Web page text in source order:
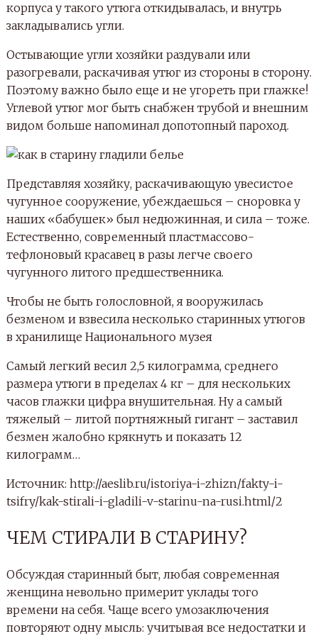
корпуса у такого утюга откидывалась, и внутрь
закладывались угли.
Остывающие угли хозяйки раздували или
разогревали, раскачивая утюг из стороны в сторону.
Поэтому важно было еще и не угореть при глажке!
Углевой утюг мог быть снабжен трубой и внешним
видом больше напоминал допотопный пароход.
Представляя хозяйку, раскачивающую увесистое
чугунное сооружение, убеждаешься – сноровка у
наших «бабушек» был недюжинная, и сила – тоже.
Естественно, современный пластмассово-
тефлоновый красавец в разы легче своего
чугунного литого предшественника.
Чтобы не быть голословной, я вооружилась
безменом и взвесила несколько старинных утюгов
в хранилище Национального музея
Самый легкий весил 2,5 килограмма, среднего
размера утюги в пределах 4 кг – для нескольких
часов глажки цифра внушительная. Ну а самый
тяжелый – литой портняжный гигант – заставил
безмен жалобно крякнуть и показать 12
килограмм…
Источник: http://aeslib.ru/istoriya-i-zhizn/fakty-i-
tsifry/kak-stirali-i-gladili-v-starinu-na-rusi.html/2
ЧЕМ СТИРАЛИ В СТАРИНУ?
Обсуждая старинный быт, любая современная
женщина невольно примерит уклады того
времени на себя. Чаще всего умозаключения
повторяют одну мысль: учитывая все недостатки и